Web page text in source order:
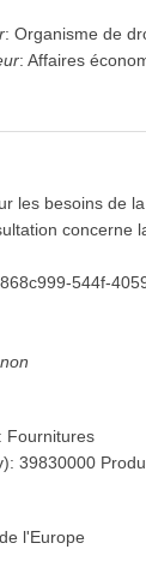
:Organisme de
:Affaires
les besoins de
concerne
544f-
non
: Fournitures
):39830000
l'Europe